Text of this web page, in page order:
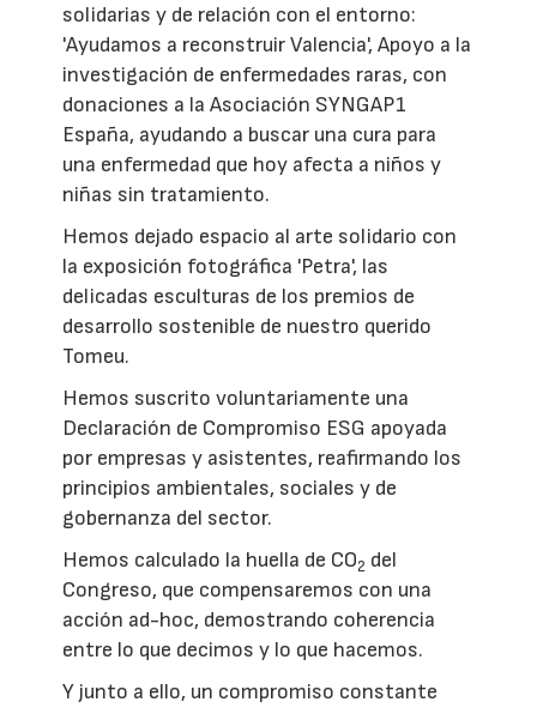
solidarias y de relación con el entorno:
'Ayudamos a reconstruir Valencia', Apoyo a la
investigación de enfermedades raras, con
donaciones a la Asociación SYNGAP1
España, ayudando a buscar una cura para
una enfermedad que hoy afecta a niños y
niñas sin tratamiento.
Hemos dejado espacio al arte solidario con
la exposición fotográfica 'Petra', las
delicadas esculturas de los premios de
desarrollo sostenible de nuestro querido
Tomeu.
Hemos suscrito voluntariamente una
Declaración de Compromiso ESG apoyada
por empresas y asistentes, reafirmando los
principios ambientales, sociales y de
gobernanza del sector.
Hemos calculado la huella de CO2 del
Congreso, que compensaremos con una
acción ad-hoc, demostrando coherencia
entre lo que decimos y lo que hacemos.
Y junto a ello, un compromiso constante